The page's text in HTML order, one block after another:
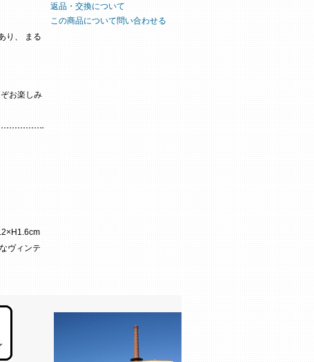
返品・交換について
この商品について問い合わせる
り、 まる
お楽しみ
ヴィンテ